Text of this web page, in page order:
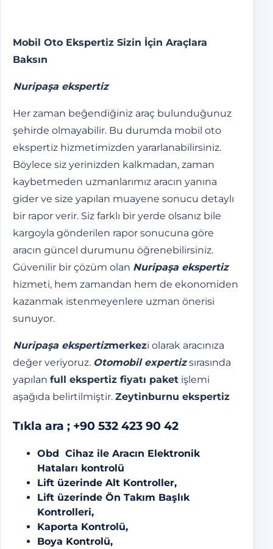
Mobil Oto Ekspertiz Sizin İçin Araçlara
Baksın
Nuripaşa ekspertiz
Her zaman beğendiğiniz araç bulunduğunuz
şehirde olmayabilir. Bu durumda mobil oto
ekspertiz hizmetimizden yararlanabilirsiniz.
Böylece siz yerinizden kalkmadan, zaman
kaybetmeden uzmanlarımız aracın yanına
gider ve size yapılan muayene sonucu detaylı
bir rapor verir. Siz farklı bir yerde olsanız bile
kargoyla gönderilen rapor sonucuna göre
aracın güncel durumunu öğrenebilirsiniz.
Güvenilir bir çözüm olan Nuripaşa ekspertiz
hizmeti, hem zamandan hem de ekonomiden
kazanmak istenmeyenlere uzman önerisi
sunuyor.
Nuripaşa ekspertizmerkezi olarak aracınıza
değer veriyoruz. Otomobil expertizsırasında
yapılan full ekspertiz fiyatı paket işlemi
aşağıda belirtilmiştir. Zeytinburnu ekspertiz
Tıkla ara ; +90 532 423 90 42
Obd Cihaz ile Aracın Elektronik
Hataları kontrolü
Lift üzerinde Alt Kontroller,
Lift üzerinde Ön Takım Başlık
Kontrolleri,
Kaporta Kontrolü,
Boya Kontrolü,